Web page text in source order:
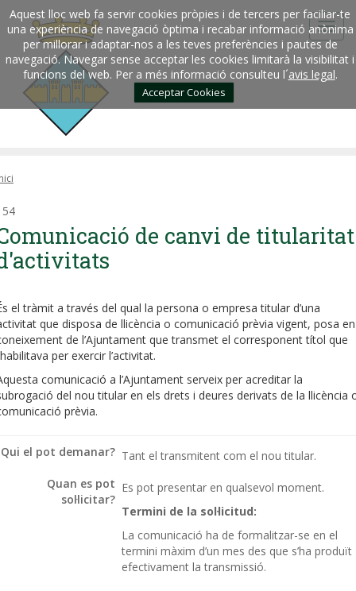
Aquest lloc web fa servir cookies pròpies i de tercers per faciliar-te
una experiència de navegació òptima i recabar informació anònima
per millorar i adaptar-nos a les teves preferències i pautes de
navegació. Navegar sense acceptar les cookies limitarà la visibilitat i
funcions del web. Per a més informació consulteu l´avis legal.
Acceptar Cookies
de canvi de titularitat
el tràmit a través del qual la persona o empresa titular d’una
que disposa de llicència o comunicació prèvia vigent, posa en
de l’Ajuntament que transmet el corresponent títol que
per exercir l’activitat.
comunicació a l’Ajuntament serveix per acreditar la
del nou titular en els drets i deures derivats de la llicència
prèvia.
Qui el pot demanar? Tant el transmitent com el nou titular.
Quan es pot
sol·licitar?
Es pot presentar en qualsevol moment.
Termini de la sol·licitud:
La comunicació ha de formalitzar-se en el
termini màxim d’un mes des que s’ha produït
efectivament la transmissió.